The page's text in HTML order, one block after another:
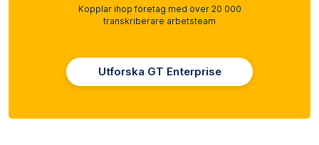
Kopplar ihop företag med över 20 000
transkriberare arbetsteam
Utforska GT Enterprise